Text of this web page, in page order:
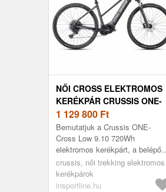
NŐI CROSS ELEKTROMOS
KERÉKPÁR CRUSSIS ONE-
CROSS LOW 9.10 720WH
28" - 2025
1 129 800 Ft
Bemutatjuk a Crussis ONE-
Cross Low 9.10 720Wh
elektromos kerékpárt, a belépőd
a féktelen kerékpározás
világába! A tökéletes e-bike
sportos kerékpro...
crussis, női trekking elektromos
kerékpárok
insportline.hu